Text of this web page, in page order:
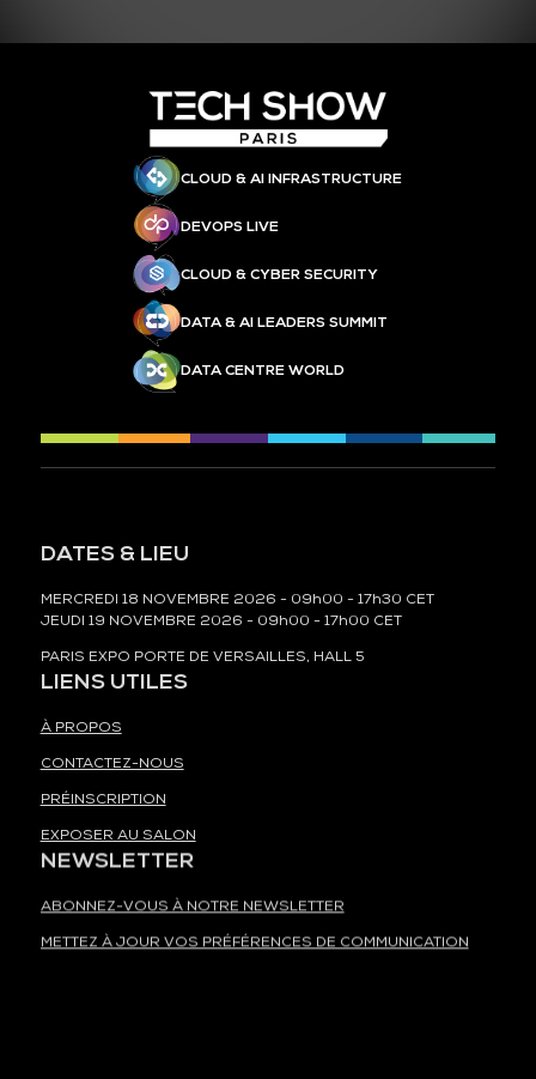
CLOUD & AI INFRASTRUCTURE
DEVOPS LIVE
CLOUD & CYBER SECURITY
DATA & AI LEADERS SUMMIT
DATA CENTRE WORLD
DATES & LIEU
MERCREDI 18 NOVEMBRE 2026 - 09h00 - 17h30 CET
JEUDI 19 NOVEMBRE 2026 - 09h00 - 17h00 CET
PARIS EXPO PORTE DE VERSAILLES, HALL 5
LIENS UTILES
À PROPOS
CONTACTEZ-NOUS
PRÉINSCRIPTION
EXPOSER AU SALON
NEWSLETTER
ABONNEZ-VOUS À NOTRE NEWSLETTER
METTEZ À JOUR VOS PRÉFÉRENCES DE COMMUNICATION